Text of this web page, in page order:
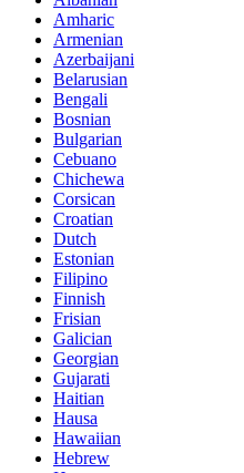
Amharic
Armenian
Azerbaijani
Belarusian
Bengali
Bosnian
Bulgarian
Cebuano
Chichewa
Corsican
Croatian
Dutch
Estonian
Filipino
Finnish
Frisian
Galician
Georgian
Gujarati
Haitian
Hausa
Hawaiian
Hebrew